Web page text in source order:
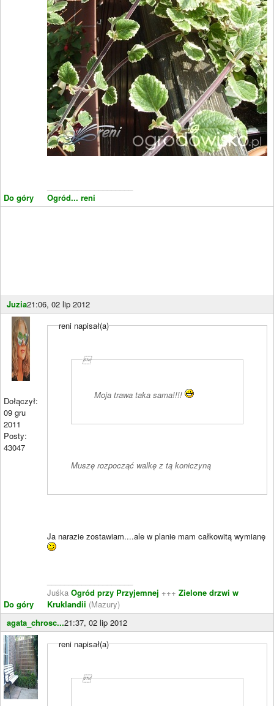
Do góry
Ogród... reni
Juzia21:06, 02 lip 2012
Dołączył:
09 gru
2011
Posty:
43047
Do góry
reni napisał(a)

Moja trawa taka sama!!!!
Muszę rozpocząć walkę z tą koniczyną
Ja narazie zostawiam....ale w planie mam całkowitą wymianę
Juśka Ogród przy Przyjemnej +++ Zielone drzwi w
Kruklandii (Mazury)
agata_chrosc...21:37, 02 lip 2012
reni napisał(a)
